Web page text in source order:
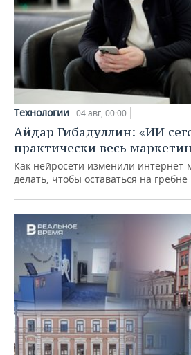
Технологии 04 авг, 00:00
Айдар Гибадуллин: «ИИ
практически весь
Как нейросети изменили интернет-
делать, чтобы оставаться на